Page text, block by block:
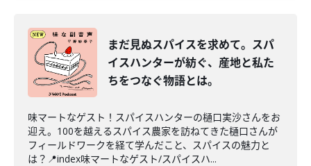
まだ見ぬスパイスを求めて。スパ
イスハンターが紡ぐ、産地と私た
ちをつなぐ物語とは。
味マートなゲスト！スパイスハンターの樋口実沙さんをお
迎え。100を越えるスパイス農家を訪ねてきた樋口さんが
フィールドワークを経て学んだこと、スパイスの魅力と
は？📍index味マートなゲスト/スパイスハ...